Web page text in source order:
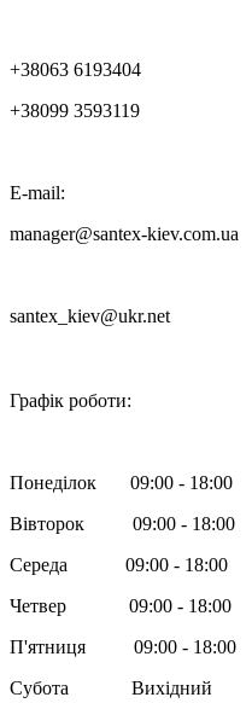
+38063 6193404
+38099 3593119
E-mail:
manager@santex-kiev.com.ua
santex_kiev@ukr.net
Графік роботи:
Понеділок 09:00 - 18:00
Вівторок 09:00 - 18:00
Середа 09:00 - 18:00
Четвер 09:00 - 18:00
П'ятниця 09:00 - 18:00
Субота Вихідний